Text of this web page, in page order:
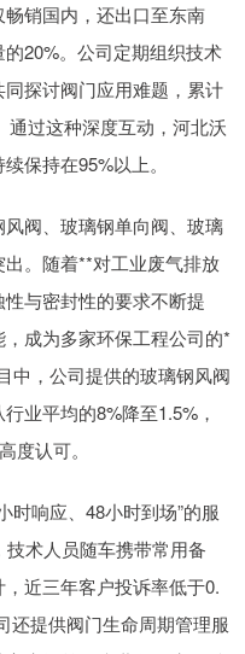
销国内，还出口至东南
20%。公司定期组织技术
探讨阀门应用难题，累计
通过这种深度互动，河北沃
保持在95%以上。
阀、玻璃钢单向阀、玻璃
。随着**对工业废气排放
与密封性的要求不断提
成为多家环保工程公司的*
中，公司提供的玻璃钢风阀
业平均的8%降至1.5%，
度认可。
时响应、48小时到场”的服
术人员随车携带常用备
近三年客户投诉率低于0.
还提供阀门生命周期管理服